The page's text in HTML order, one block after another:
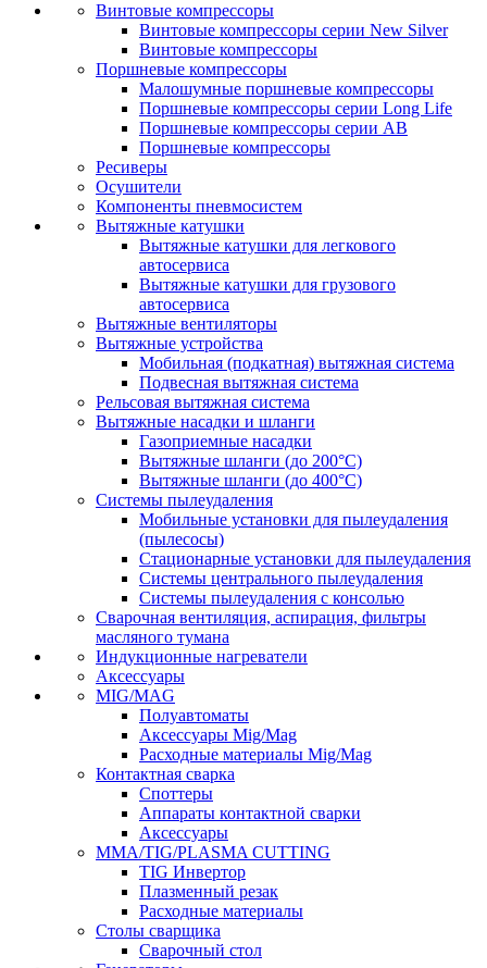
Винтовые компрессоры
Винтовые компрессоры серии New Silver
Винтовые компрессоры
Поршневые компрессоры
Малошумные поршневые компрессоры
Поршневые компрессоры серии Long Life
Поршневые компрессоры серии AB
Поршневые компрессоры
Ресиверы
Осушители
Компоненты пневмосистем
Вытяжные катушки
Вытяжные катушки для легкового
автосервиса
Вытяжные катушки для грузового
автосервиса
Вытяжные вентиляторы
Вытяжные устройства
Мобильная (подкатная) вытяжная система
Подвесная вытяжная система
Рельсовая вытяжная система
Вытяжные насадки и шланги
Газоприемные насадки
Вытяжные шланги (до 200°C)
Вытяжные шланги (до 400°C)
Системы пылеудаления
Мобильные установки для пылеудаления
(пылесосы)
Стационарные установки для пылеудаления
Системы центрального пылеудаления
Системы пылеудаления с консолью
Сварочная вентиляция, аспирация, фильтры
масляного тумана
Индукционные нагреватели
Аксессуары
MIG/MAG
Полуавтоматы
Аксессуары Mig/Mag
Расходные материалы Mig/Mag
Контактная сварка
Споттеры
Аппараты контактной сварки
Аксессуары
MMA/TIG/PLASMA CUTTING
TIG Инвертор
Плазменный резак
Расходные материалы
Столы сварщика
Сварочный стол